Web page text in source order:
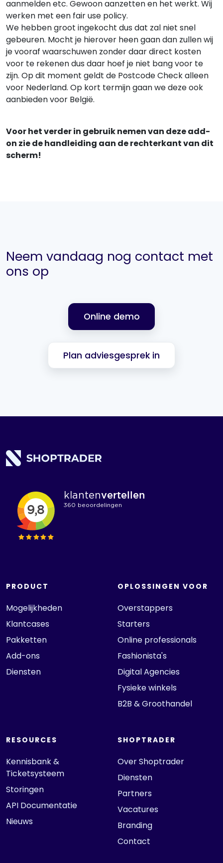
aanmelden etc. Gewoon aanzetten en het werkt. Wij
werken met een fair use policy.
We hebben groot ingekocht dus dat zal niet snel
gebeuren. Mocht je hierover heen gaan dan zullen wij
je vooraf waarschuwen zonder daar direct kosten
voor te rekenen dus daar hoef je niet bang voor te
zijn. Op dit moment geldt de Postcode Check alleen
voor Nederland. Op kort termijn gaan we deze ook
aanbieden voor België.
Voor het verder in gebruik nemen van deze add-
on zie de handleiding aan de rechterkant van dit
scherm!
Neem vandaag nog contact met
ons op
Online demo
Plan adviesgesprek in
PRODUCT
Mogelijkheden
Klantcases
Pakketten
Add-ons
Diensten
OPLOSSINGEN VOOR
Overstappers
Starters
Online professionals
Fashionista's
Digital Agencies
Fysieke winkels
B2B & Groothandel
RESOURCES
Kennisbank &
Ticketsysteem
Storingen
API Documentatie
Nieuws
SHOPTRADER
Over Shoptrader
Diensten
Partners
Vacatures
Branding
Contact